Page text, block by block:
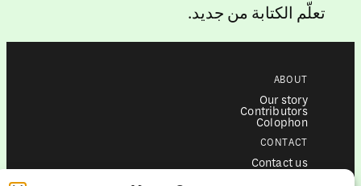
تعلّم الكتابة من جديد.
ABOUT
Our story
Contributors
Colophon
CONTACT
Contact us